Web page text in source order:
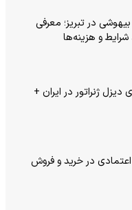
در تبریز؛ معرفی
شرایط و هزینه‌ها
دیزل ژنراتور در ایران +
در خرید و فروش